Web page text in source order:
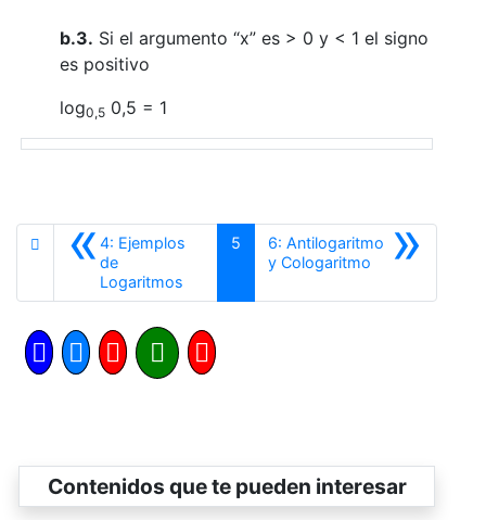
b.3. Si el argumento “x” es > 0 y < 1 el signo
es positivo
log0,5 0,5 = 1
«4: Ejemplos
de
Logaritmos
5 »
6: Antilogaritmo
y Cologaritmo Siguiente
Contenidos que te pueden interesar